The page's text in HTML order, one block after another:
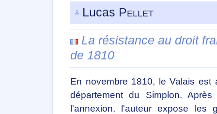
Lucas Pellet
La résistance au droit
de 1810
En novembre 1810, le Valais est
département du Simplon.
l'annexion, l'auteur expose les